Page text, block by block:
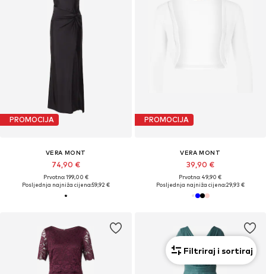
PROMOCIJA
VERA MONT
74,90 €
Prvotno: 199,00 €
Posljednja najniža cijena:59,92 €
PROMOCIJA
VERA MONT
39,90 €
Prvotno: 49,90 €
Posljednja najniža cijena:29,93 €
Filtriraj i sortiraj